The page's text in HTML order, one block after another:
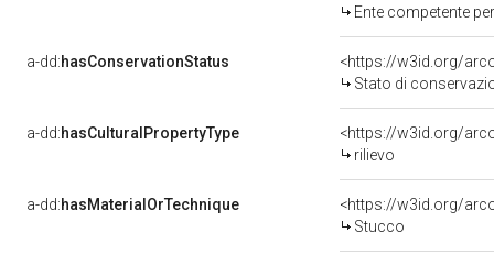
Ente competente per tutela
a-dd:hasConservationStatus
<https://w3id.org/
Stato di
a-dd:hasCulturalPropertyType
<https://w3id.org/
rilievo
a-dd:hasMaterialOrTechnique
<https://w3id.org/
Stucco